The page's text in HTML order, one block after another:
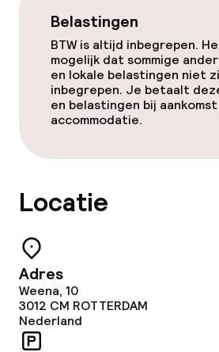
Ontbijtbuffet
Lunch à la carte
Diner à la carte
Roomservice
Vegetarische opties
Faciliteiten en diensten
Babysitservice
Belastingen
BTW is altijd inbegrepen.
mogelijk dat sommige
en lokale belastingen niet
inbegrepen. Je betaalt
en belastingen bij
accommodatie.
Locatie
Adres
Weena, 10
3012 CM ROTTERDAM
Nederland